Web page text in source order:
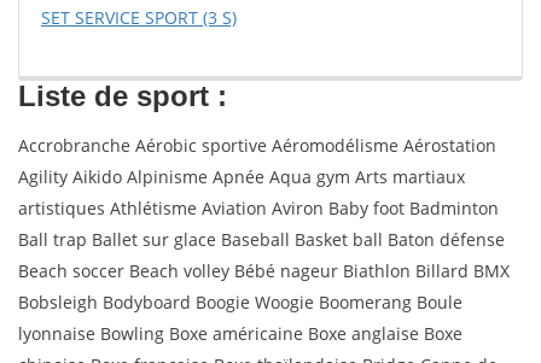
SET SERVICE SPORT (3 S)
Liste de sport :
Accrobranche Aérobic sportive Aéromodélisme Aérostation
Agility Aikido Alpinisme Apnée Aqua gym Arts martiaux
artistiques Athlétisme Aviation Aviron Baby foot Badminton
Ball trap Ballet sur glace Baseball Basket ball Baton défense
Beach soccer Beach volley Bébé nageur Biathlon Billard BMX
Bobsleigh Bodyboard Boogie Woogie Boomerang Boule
lyonnaise Bowling Boxe américaine Boxe anglaise Boxe